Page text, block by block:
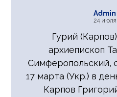
Admin
24
Гурий
архиепископ
Симферопольский,
17 марта (Укр.) в
Карпов